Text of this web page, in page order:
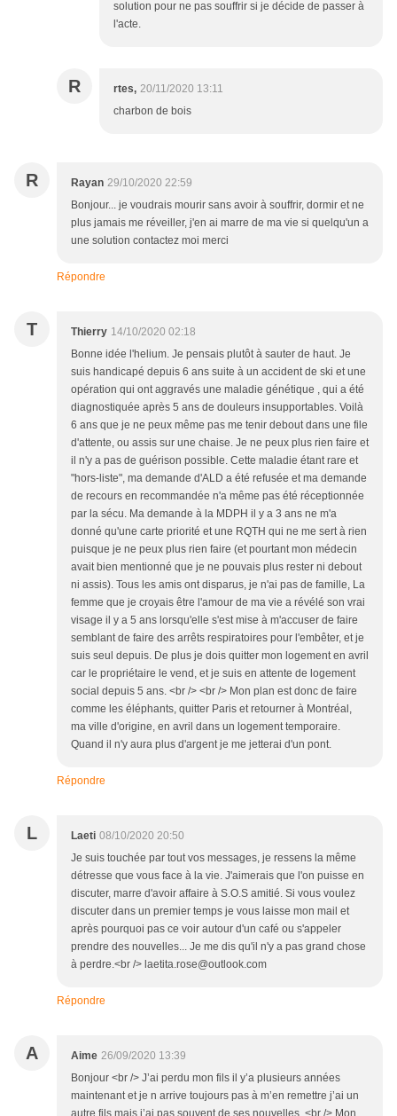
solution pour ne pas souffrir si je décide de passer à
l'acte.
R rtes, 20/11/2020 13:11
charbon de bois
R Rayan 29/10/2020 22:59
Bonjour... je voudrais mourir sans avoir à souffrir, dormir et ne
plus jamais me réveiller, j'en ai marre de ma vie si quelqu'un a
une solution contactez moi merci
Répondre
T Thierry 14/10/2020 02:18
Bonne idée l'helium. Je pensais plutôt à sauter de haut. Je
suis handicapé depuis 6 ans suite à un accident de ski et une
opération qui ont aggravés une maladie génétique , qui a été
diagnostiquée après 5 ans de douleurs insupportables. Voilà
6 ans que je ne peux même pas me tenir debout dans une file
d'attente, ou assis sur une chaise. Je ne peux plus rien faire et
il n'y a pas de guérison possible. Cette maladie étant rare et
"hors-liste", ma demande d'ALD a été refusée et ma demande
de recours en recommandée n'a même pas été réceptionnée
par la sécu. Ma demande à la MDPH il y a 3 ans ne m'a
donné qu'une carte priorité et une RQTH qui ne me sert à rien
puisque je ne peux plus rien faire (et pourtant mon médecin
avait bien mentionné que je ne pouvais plus rester ni debout
ni assis). Tous les amis ont disparus, je n'ai pas de famille, La
femme que je croyais être l'amour de ma vie a révélé son vrai
visage il y a 5 ans lorsqu'elle s'est mise à m'accuser de faire
semblant de faire des arrêts respiratoires pour l'embêter, et je
suis seul depuis. De plus je dois quitter mon logement en avril
car le propriétaire le vend, et je suis en attente de logement
social depuis 5 ans. <br /> <br /> Mon plan est donc de faire
comme les éléphants, quitter Paris et retourner à Montréal,
ma ville d'origine, en avril dans un logement temporaire.
Quand il n'y aura plus d'argent je me jetterai d'un pont.
Répondre
L Laeti 08/10/2020 20:50
Je suis touchée par tout vos messages, je ressens la même
détresse que vous face à la vie. J'aimerais que l'on puisse en
discuter, marre d'avoir affaire à S.O.S amitié. Si vous voulez
discuter dans un premier temps je vous laisse mon mail et
après pourquoi pas ce voir autour d'un café ou s'appeler
prendre des nouvelles... Je me dis qu'il n'y a pas grand chose
à perdre.<br /> laetita.rose@outlook.com
Répondre
A Aime 26/09/2020 13:39
Bonjour <br /> J’ai perdu mon fils il y’a plusieurs années
maintenant et je n arrive toujours pas à m’en remettre j’ai un
autre fils mais j’ai pas souvent de ses nouvelles .<br /> Mon